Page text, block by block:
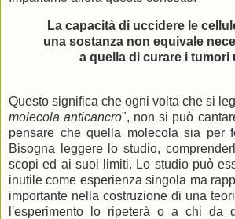
La capacità di uccidere le
una sostanza non equivale
a quella di curare i tumori
Questo significa che ogni volta che si
molecola anticancro", non si può
pensare che quella molecola sia per
Bisogna leggere lo studio,
scopi ed ai suoi limiti. Lo studio può
inutile come esperienza singola ma
importante nella costruzione di una
l'esperimento lo ripeterà o a chi da